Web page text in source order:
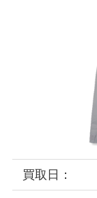
買取日：